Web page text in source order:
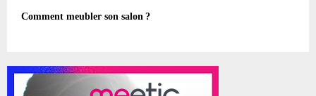
Comment meubler son salon ?